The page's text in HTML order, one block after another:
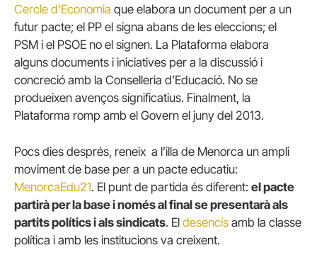
Cercle d’Economia que elabora un document per a un
futur pacte; el PP el signa abans de les eleccions; el
PSM i el PSOE no el signen. La Plataforma elabora
alguns documents i iniciatives per a la discussió i
concreció amb la Conselleria d’Educació. No se
produeixen avenços significatius. Finalment, la
Plataforma romp amb el Govern el juny del 2013.
Pocs dies després, reneix a l’illa de Menorca un ampli
moviment de base per a un pacte educatiu:
MenorcaEdu21. El punt de partida és diferent: el pacte
partirà per la base i només al final se presentarà als
partits polítics i als sindicats. El desencís amb la classe
política i amb les institucions va creixent.